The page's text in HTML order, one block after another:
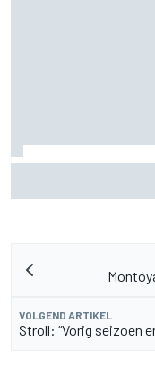
VOLGEND ARTIKEL
Stroll: “Vorig seizoen